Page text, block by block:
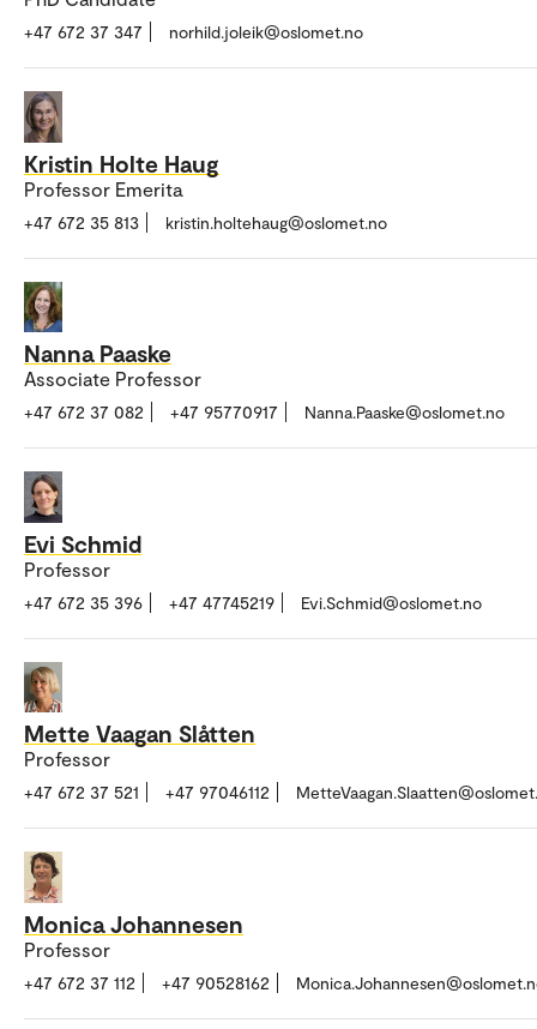
+47 672 37 347 norhild.joleik@oslomet.no
Kristin Holte Haug
Professor Emerita
+47 672 35 813 kristin.holtehaug@oslomet.no
Nanna Paaske
Associate Professor
+47 672 37 082 +47 95770917 Nanna.Paaske@oslomet.no
Evi Schmid
Professor
+47 672 35 396 +47 47745219 Evi.Schmid@oslomet.no
Mette Vaagan Slåtten
Professor
+47 672 37 521 +47 97046112
Monica Johannesen
Professor
+47 672 37 112 +47 90528162